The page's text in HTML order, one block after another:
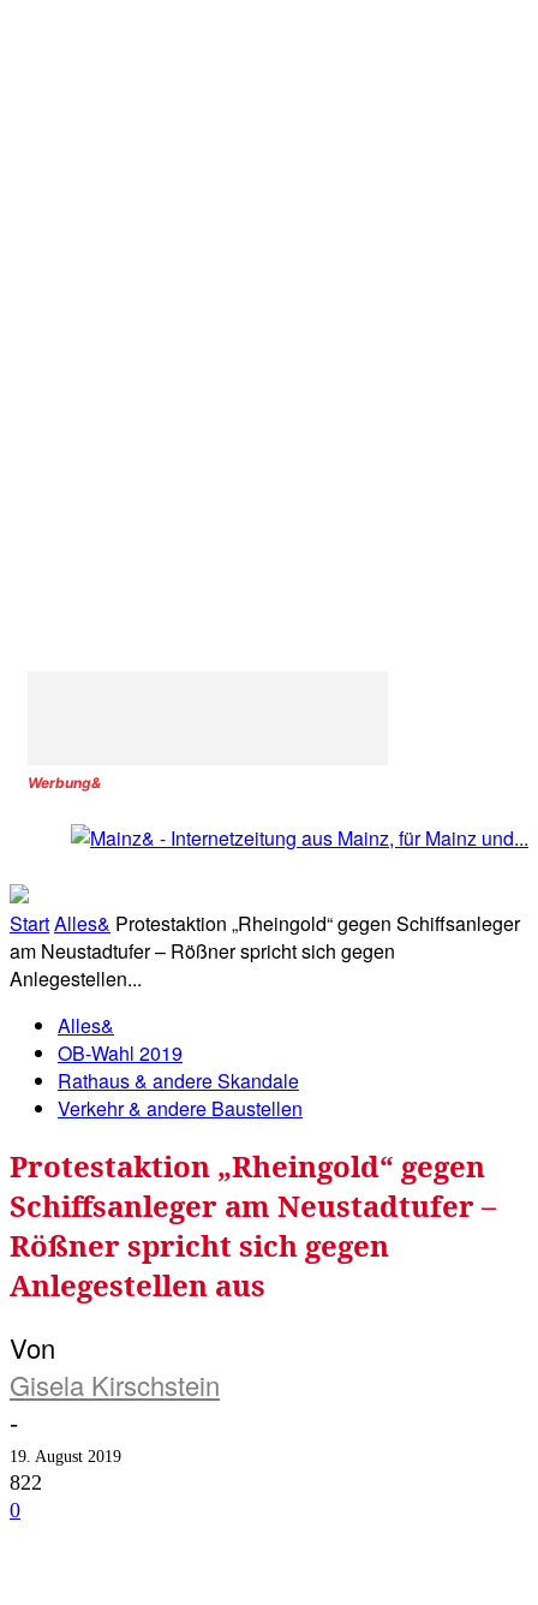
Werbung&
StartAlles& Protestaktion „Rheingold“ gegen Schiffsanleger
am Neustadtufer – Rößner spricht sich gegen
Anlegestellen...
Alles&
OB-Wahl 2019
Rathaus & andere Skandale
Verkehr & andere Baustellen
Protestaktion „Rheingold“ gegen
Schiffsanleger am Neustadtufer –
Rößner spricht sich gegen
Anlegestellen aus
Von
Gisela Kirschstein
-
19. August 2019
822
0